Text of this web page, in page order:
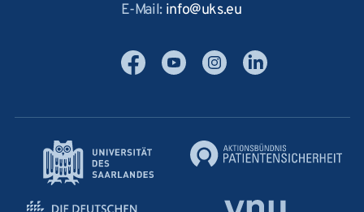
E-Mail: info ukseu